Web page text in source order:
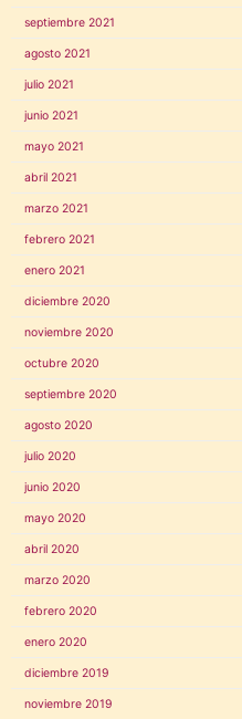
septiembre 2021
agosto 2021
julio 2021
junio 2021
mayo 2021
abril 2021
marzo 2021
febrero 2021
enero 2021
diciembre 2020
noviembre 2020
octubre 2020
septiembre 2020
agosto 2020
julio 2020
junio 2020
mayo 2020
abril 2020
marzo 2020
febrero 2020
enero 2020
diciembre 2019
noviembre 2019